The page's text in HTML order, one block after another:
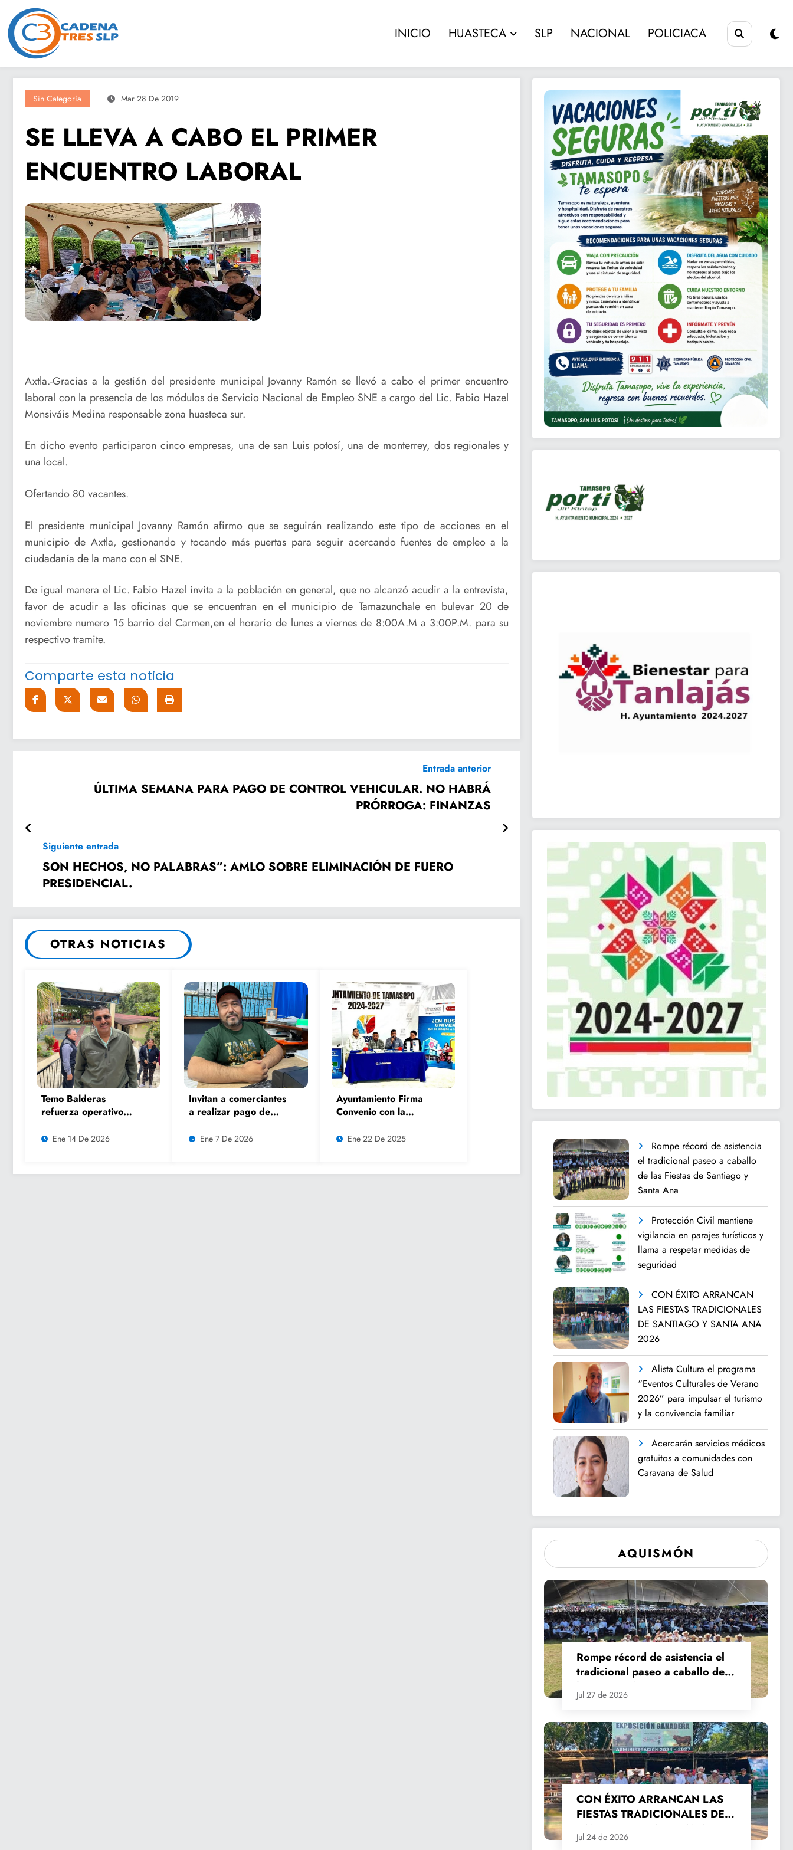
contenido
INICIO HUASTECA SLP NACIONAL POLICIACA
Sin Categoría Mar 28 De 2019
SE LLEVA A CABO EL PRIMER
ENCUENTRO LABORAL
Axtla.-Gracias a la gestión del presidente municipal Jovanny Ramón se llevó a cabo el primer encuentro
laboral con la presencia de los módulos de Servicio Nacional de Empleo SNE a cargo del Lic. Fabio Hazel
Monsiváis Medina responsable zona huasteca sur.
En dicho evento participaron cinco empresas, una de san Luis potosí, una de monterrey, dos regionales y
una local.
Ofertando 80 vacantes.
El presidente municipal Jovanny Ramón afirmo que se seguirán realizando este tipo de acciones en el
municipio de Axtla, gestionando y tocando más puertas para seguir acercando fuentes de empleo a la
ciudadanía de la mano con el SNE.
De igual manera el Lic. Fabio Hazel invita a la población en general, que no alcanzó acudir a la entrevista,
favor de acudir a las oficinas que se encuentran en el municipio de Tamazunchale en bulevar 20 de
noviembre numero 15 barrio del Carmen,en el horario de lunes a viernes de 8:00A.M a 3:00P.M. para su
respectivo tramite.
Comparte esta noticia
Entrada anterior
ÚLTIMA SEMANA PARA PAGO DE CONTROL VEHICULAR. NO HABRÁ
PRÓRROGA: FINANZAS
Siguiente entrada
SON HECHOS, NO PALABRAS”: AMLO SOBRE ELIMINACIÓN DE FUERO
PRESIDENCIAL.
OTRAS NOTICIAS
Temo Balderas
refuerza operativo
invernal en
comunidades de zonas
Ene 14 De 2026
Invitan a comerciantes
a realizar pago de
refrendo 2026 sin
multas ni recargos
Ene 7 De 2026
Ayuntamiento Firma
Convenio con la
Universidad
Tangamanga Campus
Ene 22 De 2025
Rompe récord de asistencia
el tradicional paseo a caballo
de las Fiestas de Santiago y
Santa Ana
Protección Civil mantiene
vigilancia en parajes turísticos y
llama a respetar medidas de
seguridad
CON ÉXITO ARRANCAN
LAS FIESTAS TRADICIONALES
DE SANTIAGO Y SANTA ANA
2026
Alista Cultura el programa
“Eventos Culturales de Verano
2026” para impulsar el turismo
y la convivencia familiar
Acercarán servicios médicos
gratuitos a comunidades con
Caravana de Salud
AQUISMÓN
Rompe récord de asistencia el
tradicional paseo a caballo de
las Fiestas de Santiago y Santa
Ana
Jul 27 de 2026
CON ÉXITO ARRANCAN LAS
FIESTAS TRADICIONALES DE
2026
Jul 24 de 2026